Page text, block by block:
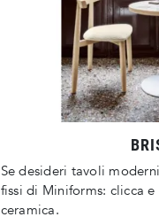
Se desideri tavoli
fissi di Miniforms: clicca
ceramica.